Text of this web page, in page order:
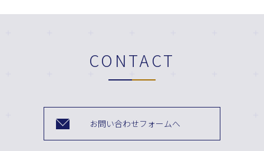
CONTACT
お問い合わせフォームへ